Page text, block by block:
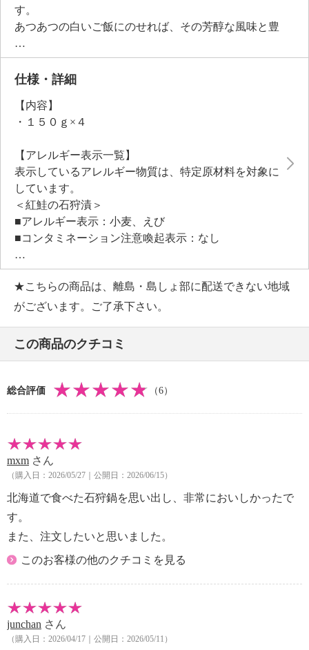
す。
あつあつの白いご飯にのせれば、その芳醇な風味と豊
かな味わいが食卓を彩るご飯のお供に。
また、冷酒や日本酒を持ち寄っての晩酌のお供にもぴ
ったりです。
仕様・詳細
【内容】
・１５０ｇ×４
【アレルギー表示一覧】
表示しているアレルギー物質は、特定原材料を対象に
しています。
＜紅鮭の石狩漬＞
■アレルギー表示：小麦、えび
■コンタミネーション注意喚起表示：なし
【期限表示】
・商品発送日より 賞味期限 冷凍６０日間
・なし
★こちらの商品は、離島・島しょ部に配送できない地域
がございます。ご了承下さい。
この商品のクチコミ
総合評価 （6）
mxm さん
（購入日：2026/05/27｜公開日：2026/06/15）
北海道で食べた石狩鍋を思い出し、非常においしかったで
す。
また、注文したいと思いました。
このお客様の他のクチコミを見る
junchan さん
（購入日：2026/04/17｜公開日：2026/05/11）